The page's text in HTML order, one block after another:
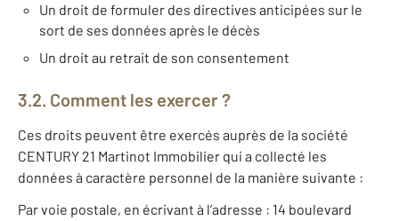
Un droit de formuler des directives anticipées sur le
sort de ses données après le décès
Un droit au retrait de son consentement
3.2. Comment les exercer ?
Ces droits peuvent être exercés auprès de la société
CENTURY 21 Martinot Immobilier qui a collecté les
données à caractère personnel de la manière suivante :
Par voie postale, en écrivant à l’adresse : 14 boulevard